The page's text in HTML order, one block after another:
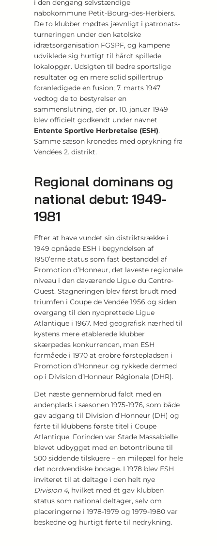
i den dengang selvstændige
nabokommune Petit-Bourg-des-Herbiers.
De to klubber mødtes jævnligt i patronats-
turneringen under den katolske
idrætsorganisation FGSPF, og kampene
udviklede sig hurtigt til hårdt spillede
lokalopgør. Udsigten til bedre sportslige
resultater og en mere solid spillertrup
foranledigede en fusion; 7. marts 1947
vedtog de to bestyrelser en
sammenslutning, der pr. 10. januar 1949
blev officielt godkendt under navnet
Entente Sportive Herbretaise (ESH).
Samme sæson kronedes med oprykning fra
Vendées 2. distrikt.
Regional dominans og
national debut: 1949-
1981
Efter at have vundet sin distriktsrække i
1949 opnåede ESH i begyndelsen af
1950’erne status som fast bestanddel af
Promotion d’Honneur, det laveste regionale
niveau i den daværende Ligue du Centre-
Ouest. Stagneringen blev først brudt med
triumfen i Coupe de Vendée 1956 og siden
overgang til den nyoprettede Ligue
Atlantique i 1967. Med geografisk nærhed til
kystens mere etablerede klubber
skærpedes konkurrencen, men ESH
formåede i 1970 at erobre førstepladsen i
Promotion d’Honneur og rykkede dermed
op i Division d’Honneur Régionale (DHR).
Det næste gennembrud faldt med en
andenplads i sæsonen 1975-1976, som både
gav adgang til Division d’Honneur (DH) og
førte til klubbens første titel i Coupe
Atlantique. Forinden var Stade Massabielle
blevet udbygget med en betontribune til
500 siddende tilskuere – en milepæl for hele
det nordvendiske bocage. I 1978 blev ESH
inviteret til at deltage i den helt nye
Division 4, hvilket med ét gav klubben
status som national deltager, selv om
placeringerne i 1978-1979 og 1979-1980 var
beskedne og hurtigt førte til nedrykning.